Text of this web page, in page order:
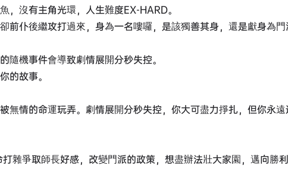
，沒有主角光環，人生難度EX-HARD。
前仆後繼攻打過來，身為一名嘍囉，是該獨善其身，還是獻身為
隨機事件會導致劇情展開分秒失控。
的故事。
無情的命運玩弄。劇情展開分秒失控，你大可盡力掙扎，但你永
雜爭取師長好感，改變門派的政策，想盡辦法壯大家園，邁向勝